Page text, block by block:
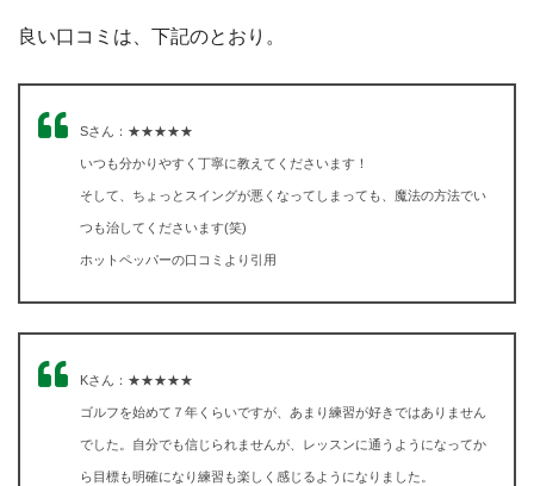
良い口コミは、下記のとおり。
Sさん：★★★★★
いつも分かりやすく丁寧に教えてくださいます！
そして、ちょっとスイングが悪くなってしまっても、魔法の方法でい
つも治してくださいます(笑)
ホットペッパーの口コミより引用
Kさん：★★★★★
ゴルフを始めて７年くらいですが、あまり練習が好きではありません
でした。自分でも信じられませんが、レッスンに通うようになってか
ら目標も明確になり練習も楽しく感じるようになりました。